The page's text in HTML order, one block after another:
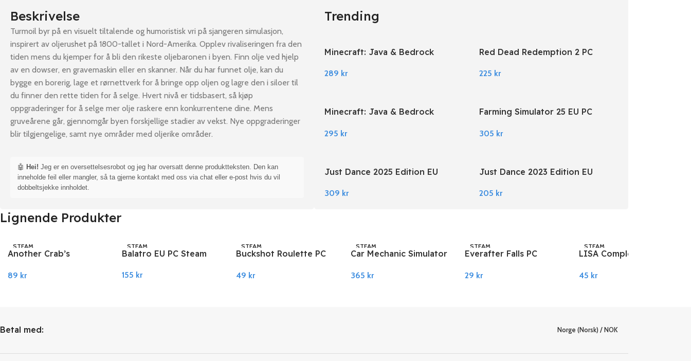
Beskrivelse
Turmoil byr på en visuelt tiltalende og humoristisk vri på sjangeren simulasjon,
inspirert av oljerushet på 1800-tallet i Nord-Amerika. Opplev rivaliseringen fra den
tiden mens du kjemper for å bli den rikeste oljebaronen i byen. Finn olje ved hjelp
av en dowser, en gravemaskin eller en skanner. Når du har funnet olje, kan du
bygge en borerig, lage et rørnettverk for å bringe opp oljen og lagre den i siloer til
du finner den rette tiden for å selge. Hvert nivå er tidsbasert, så kjøp
oppgraderinger for å selge mer olje raskere enn konkurrentene dine. Mens
gruveårene går, gjennomgår byen forskjellige stadier av vekst. Nye oppgraderinger
blir tilgjengelige, samt nye områder med oljerike områder.
🤖 Hei! Jeg er en oversettelsesrobot og jeg har oversatt denne produktteksten. Den kan
inneholde feil eller mangler, så ta gjerne kontakt med oss via chat eller e-post hvis du vil
dobbeltsjekke innholdet.
Trending
Minecraft: Java & Bedrock
289 kr
Red Dead Redemption 2 PC
225 kr
Minecraft: Java & Bedrock
295 kr
Farming Simulator 25 EU PC
305 kr
Just Dance 2025 Edition EU
309 kr
Just Dance 2023 Edition EU
205 kr
Lignende Produkter
STEAM
Another Crab’s
89 kr
STEAM
Balatro EU PC Steam
155 kr
STEAM
Buckshot Roulette PC
49 kr
STEAM
Car Mechanic Simulator
365 kr
STEAM
Everafter Falls PC
29 kr
STEAM
LISA Complete Edition
45 kr
Betal med: Norge (Norsk) / NOK